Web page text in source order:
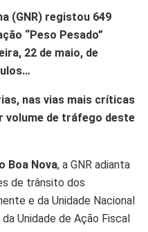
(GNR) registou 649
“Peso Pesado”
22 de maio, de
nas vias mais críticas
volume de tráfego deste
Boa Nova, a GNR adianta
de trânsito dos
e da Unidade Nacional
Unidade de Ação Fiscal